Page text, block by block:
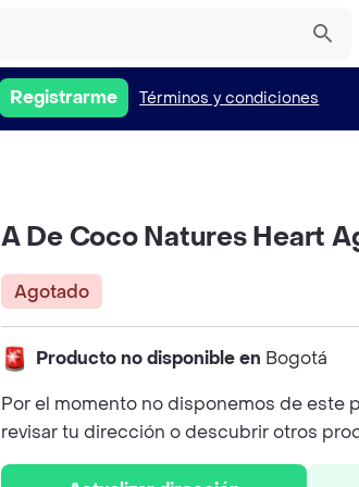
Registrarme Términos y condiciones
A De Coco Natures Heart
Agotado
Producto no disponible en Bogotá
Por el momento no disponemos de este
revisar tu dirección o descubrir otros